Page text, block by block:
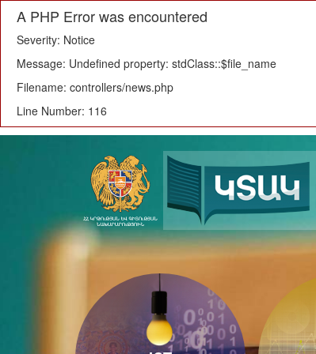
A PHP Error was encountered
Severity: Notice
Message: Undefined property: stdClass::$file_name
Filename: controllers/news.php
Line Number: 116